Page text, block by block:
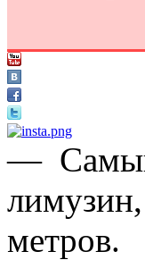
—
метров.